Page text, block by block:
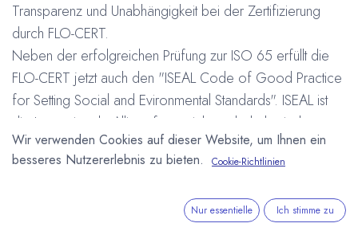
Transparenz und Unabhängigkeit bei der Zertifizierung
durch FLO-CERT.
Neben der erfolgreichen Prüfung zur ISO 65 erfüllt die
FLO-CERT jetzt auch den "ISEAL Code of Good Practice
for Setting Social and Evironmental Standards". ISEAL ist
die Internationale Allianz für soziale und ökologische
Akkreditierung.
# Auszeichnung Fairtrade
Wir verwenden Cookies auf dieser Website, um Ihnen ein
besseres Nutzererlebnis zu bieten.
Cookie-Richtlinien
Nur essentielle Ich stimme zu